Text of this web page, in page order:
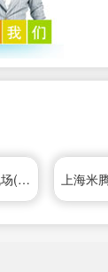
上海机场(集团)有限公司